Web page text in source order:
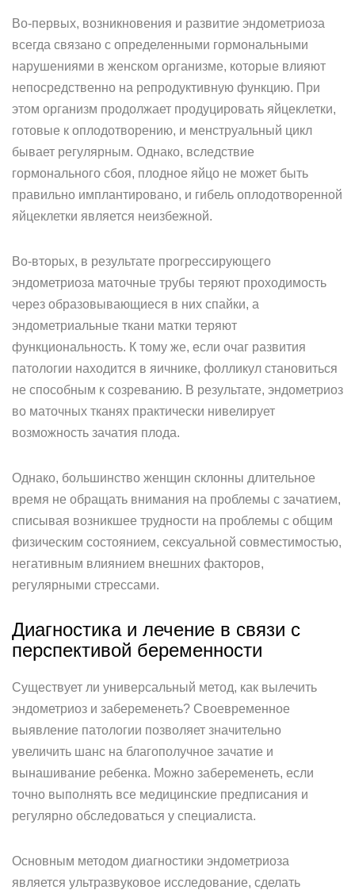
Во-первых, возникновения и развитие эндометриоза
всегда связано с определенными гормональными
нарушениями в женском организме, которые влияют
непосредственно на репродуктивную функцию. При
этом организм продолжает продуцировать яйцеклетки,
готовые к оплодотворению, и менструальный цикл
бывает регулярным. Однако, вследствие
гормонального сбоя, плодное яйцо не может быть
правильно имплантировано, и гибель оплодотворенной
яйцеклетки является неизбежной.
Во-вторых, в результате прогрессирующего
эндометриоза маточные трубы теряют проходимость
через образовывающиеся в них спайки, а
эндометриальные ткани матки теряют
функциональность. К тому же, если очаг развития
патологии находится в яичнике, фолликул становиться
не способным к созреванию. В результате, эндометриоз
во маточных тканях практически нивелирует
возможность зачатия плода.
Однако, большинство женщин склонны длительное
время не обращать внимания на проблемы с зачатием,
списывая возникшее трудности на проблемы с общим
физическим состоянием, сексуальной совместимостью,
негативным влиянием внешних факторов,
регулярными стрессами.
Диагностика и лечение в связи с
перспективой беременности
Существует ли универсальный метод, как вылечить
эндометриоз и забеременеть? Своевременное
выявление патологии позволяет значительно
увеличить шанс на благополучное зачатие и
вынашивание ребенка. Можно забеременеть, если
точно выполнять все медицинские предписания и
регулярно обследоваться у специалиста.
Основным методом диагностики эндометриоза
является ультразвуковое исследование, сделать